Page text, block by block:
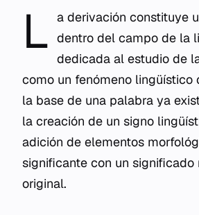
L a derivación constituye
dentro del campo de la
dedicada al estudio de
como un fenómeno
la base de una palabra ya
la creación de un signo
adición de elementos
significante con un
original.